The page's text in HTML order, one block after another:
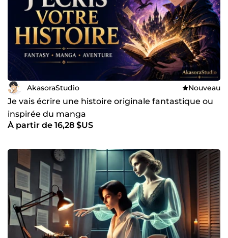
AkasoraStudio Nouveau
Je vais écrire une histoire originale fantastique ou
inspirée du manga
À partir de 16,28 $US